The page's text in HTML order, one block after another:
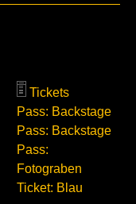
Tickets
Pass: Backstage
Pass: Backstage
Pass:
Fotograben
Ticket: Blau